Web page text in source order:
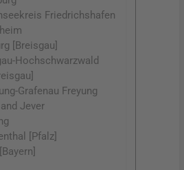
Friedrichshafen
[Breisgau]
Hochschwarzwald
Grafenau Freyung
Jever
[Pfalz]